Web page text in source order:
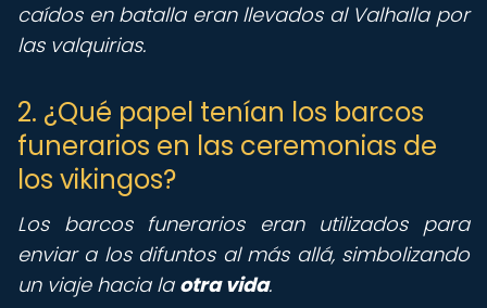
caídos en batalla eran llevados al Valhalla por
las valquirias.
2. ¿Qué papel tenían los barcos
funerarios en las ceremonias de
los vikingos?
Los barcos funerarios eran utilizados para
enviar a los difuntos al más allá, simbolizando
un viaje hacia la otra vida.